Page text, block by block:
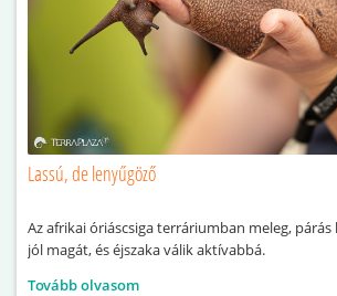
Lassú, de lenyűgöző
Az afrikai óriáscsiga terráriumban meleg,
jól magát, és éjszaka válik aktívabbá.
Tovább olvasom